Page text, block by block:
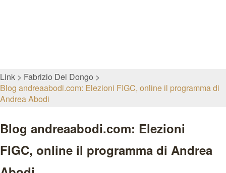
Link
Fabrizio Del Dongo
Blog andreaabodi.com: Elezioni FIGC, online il programma di
Andrea Abodi
Blog andreaabodi.com: Elezioni
FIGC, online il programma di Andrea